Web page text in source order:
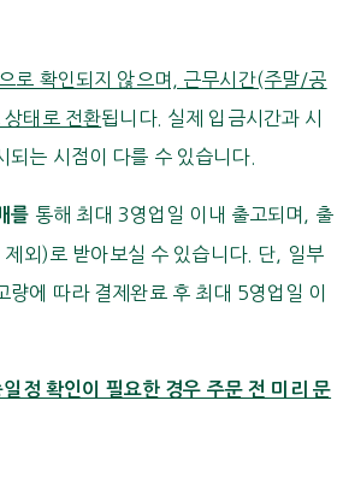
로 확인되지 않으며, 근무시간(주말/공
상태로 전환됩니다. 실제 입금시간과 시
되는 시점이 다를 수 있습니다.
를 통해 최대 3영업일 이내 출고되며, 출
외)로 받아보실 수 있습니다. 단, 일부
량에 따라 결제완료 후 최대 5영업일 이
정 확인이 필요한 경우 주문 전 미리 문